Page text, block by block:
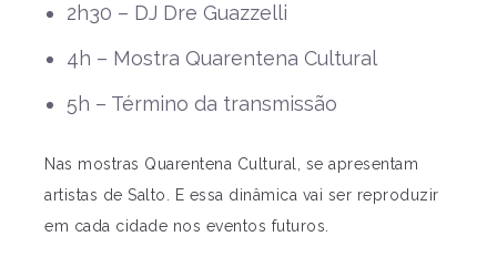
2h30 – DJ Dre Guazzelli
4h – Mostra Quarentena Cultural
5h – Término da transmissão
Nas mostras Quarentena Cultural, se apresentam
artistas de Salto. E essa dinâmica vai ser reproduzir
em cada cidade nos eventos futuros.